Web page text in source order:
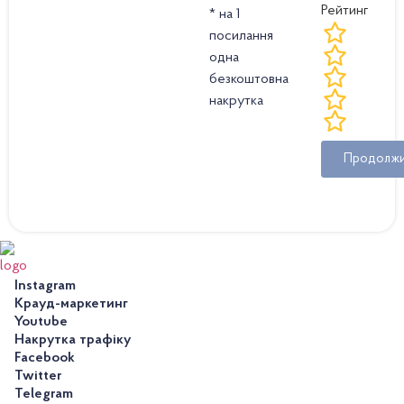
* на 1
посилання
одна
безкоштовна
накрутка
Рейтинг
Instagram
Крауд-маркетинг
Youtube
Накрутка трафіку
Facebook
Twitter
Telegram